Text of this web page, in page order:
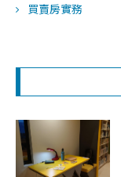
買賣房實務